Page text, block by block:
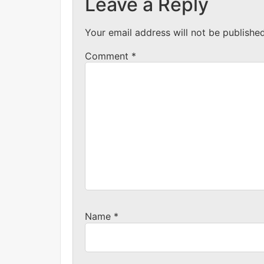
Your email address will not be
Comment *
Name *